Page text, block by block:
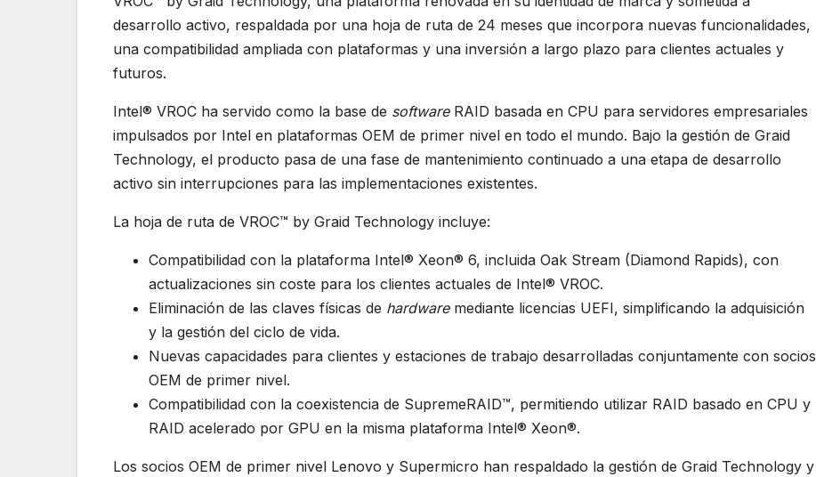
desarrollo activo, respaldada por una hoja de ruta de 24 meses que incorpora nuevas funcionalidades,
una compatibilidad ampliada con plataformas y una inversión a largo plazo para clientes actuales y
futuros.
Intel® VROC ha servido como la base de software RAID basada en CPU para servidores empresariales
impulsados por Intel en plataformas OEM de primer nivel en todo el mundo. Bajo la gestión de Graid
Technology, el producto pasa de una fase de mantenimiento continuado a una etapa de desarrollo
activo sin interrupciones para las implementaciones existentes.
La hoja de ruta de VROC™ by Graid Technology incluye:
Compatibilidad con la plataforma Intel® Xeon® 6, incluida Oak Stream (Diamond Rapids), con
actualizaciones sin coste para los clientes actuales de Intel® VROC.
Eliminación de las claves físicas de hardwaremediante licencias UEFI, simplificando la adquisición
y la gestión del ciclo de vida.
Nuevas capacidades para clientes y estaciones de trabajo desarrolladas conjuntamente con socios
OEM de primer nivel.
Compatibilidad con la coexistencia de SupremeRAID™, permitiendo utilizar RAID basado en CPU y
RAID acelerado por GPU en la misma plataforma Intel® Xeon®.
Los socios OEM de primer nivel Lenovo y Supermicro han respaldado la gestión de Graid Technology y